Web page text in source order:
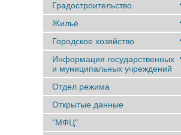
Градостроительство
Жильё
Городское хозяйство
Информация государственных
и муниципальных учреждений
Отдел режима
Открытые данные
"МФЦ"